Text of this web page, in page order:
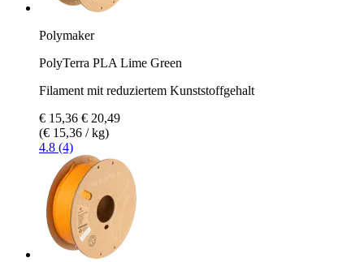
Polymaker
PolyTerra PLA Lime Green
Filament mit reduziertem Kunststoffgehalt
€ 15,36 € 20,49
(€ 15,36 / kg)
4.8 (4)